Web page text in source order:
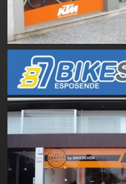
Bikeseven